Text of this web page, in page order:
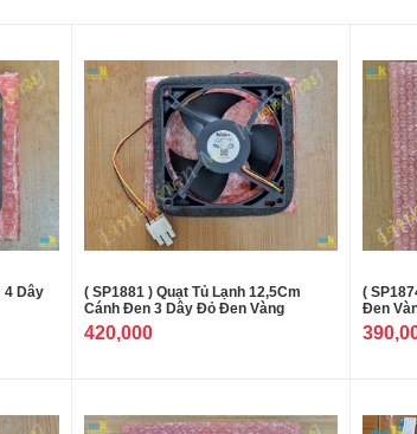
4 Dây
( SP1881 ) Quạt Tủ Lạnh 12,5Cm
Cánh Đen 3 Dây Đỏ Đen Vàng
420,000
(
Đen